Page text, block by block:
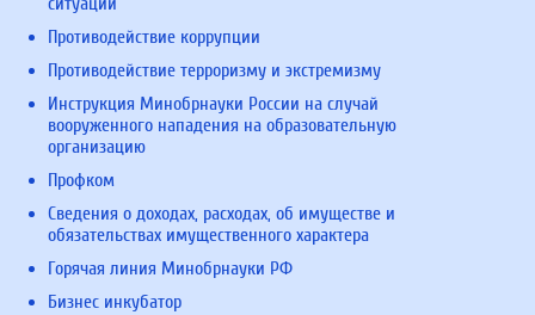
Противодействие коррупции
Противодействие терроризму и экстремизму
Инструкция Минобрнауки России на случай
вооруженного нападения на образовательную
организацию
Профком
Сведения о доходах, расходах, об имуществе и
обязательствах имущественного характера
Горячая линия Минобрнауки РФ
Бизнес инкубатор